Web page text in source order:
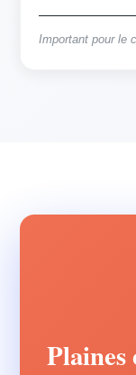
Important pour le
Plaines